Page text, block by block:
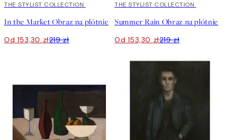
30%*
THE STYLIST COLLECTION
In the Market Obraz na płótnie
Od 153,30 zł219 zł
30%*
THE STYLIST COLLECTION
Summer Rain Obraz na płótnie
Od 153,30 zł219 zł